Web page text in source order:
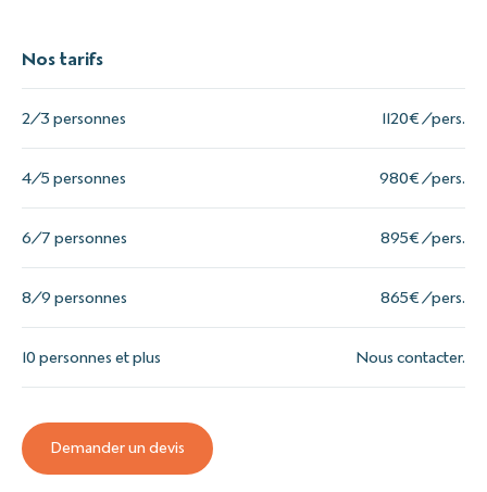
Nos tarifs
2/3 personnes 1120€ /pers.
4/5 personnes 980€ /pers.
6/7 personnes 895€ /pers.
8/9 personnes 865€ /pers.
10 personnes et plus Nous contacter.
Demander un devis